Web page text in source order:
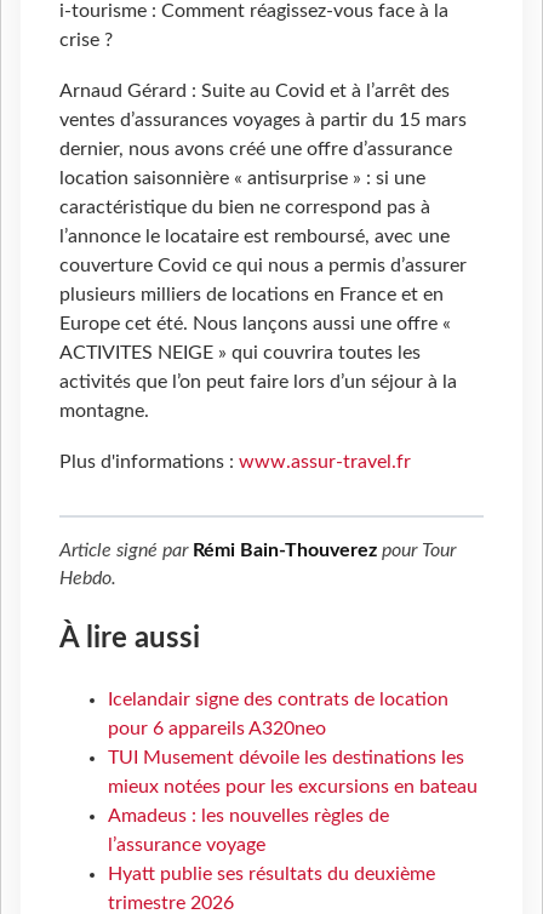
i-tourisme : Comment réagissez-vous face à la
crise ?
Arnaud Gérard : Suite au Covid et à l’arrêt des
ventes d’assurances voyages à partir du 15 mars
dernier, nous avons créé une offre d’assurance
location saisonnière « antisurprise » : si une
caractéristique du bien ne correspond pas à
l’annonce le locataire est remboursé, avec une
couverture Covid ce qui nous a permis d’assurer
plusieurs milliers de locations en France et en
Europe cet été. Nous lançons aussi une offre «
ACTIVITES NEIGE » qui couvrira toutes les
activités que l’on peut faire lors d’un séjour à la
montagne.
Plus d'informations : www.assur-travel.fr
Article signé par Rémi Bain-Thouverez pour Tour
Hebdo.
À lire aussi
Icelandair signe des contrats de location
pour 6 appareils A320neo
TUI Musement dévoile les destinations les
mieux notées pour les excursions en bateau
Amadeus : les nouvelles règles de
l’assurance voyage
Hyatt publie ses résultats du deuxième
trimestre 2026